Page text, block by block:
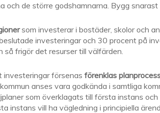
och de större godshamnarna. Bygg snarast
som investerar i bostäder, skolor och
investeringar och 30 procent på
så frigör det resurser till välfärden.
investeringar försenas förenklas
anses vara godkända i samtliga
som överklagats till första instans
instans vill ha vägledning i principiella